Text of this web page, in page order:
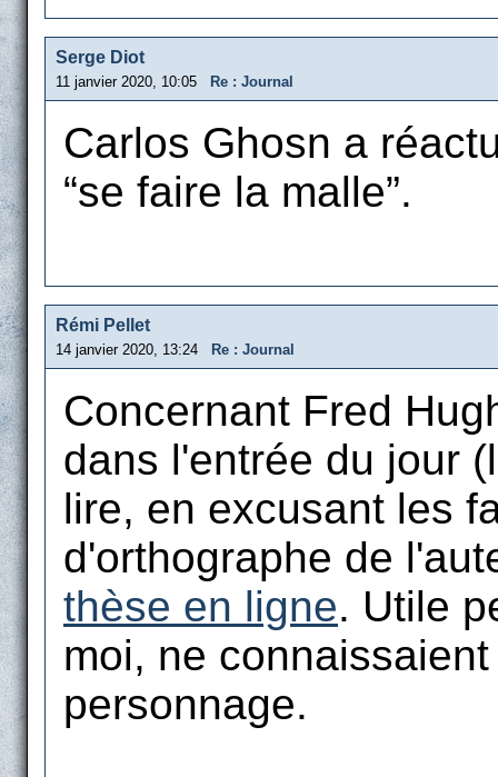
Serge Diot
11 janvier 2020, 10:05 Re : Journal
Carlos Ghosn a
“se faire la malle”.
Rémi Pellet
14 janvier 2020, 13:24 Re : Journal
Concernant Fred
dans l'entrée du jour
lire, en excusant les
d'orthographe de
thèse en ligne. Utile
moi, ne
personnage.